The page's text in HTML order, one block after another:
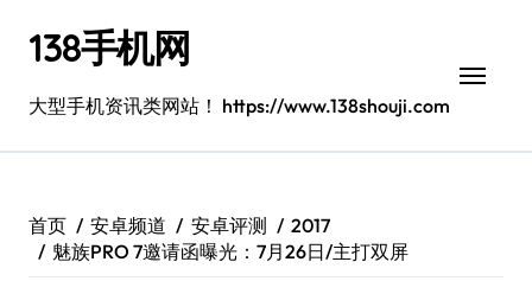
138手机网
大型手机资讯类网站！ https://www.138shouji.com
首页 安卓频道 安卓评测
2017
魅族PRO 7邀请函曝光：7月26日/主打双屏